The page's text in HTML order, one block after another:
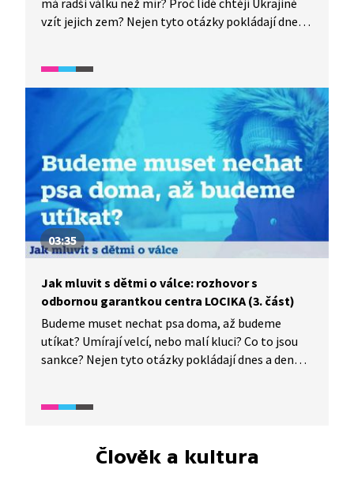
domovníka Štěpánského – zapáleného komunisty
a člena vedení ONV. Ten by Standovu rodinu kvůli
nejraději vyhodil. Napjaté vztahy mezi
kdy se nešťastnou náhodou podaří Anežce souseda
vytopit. Štěpánský se neudrží a Anežku potrestá.
A Standu čeká rozhodující chvíle, kdy má prokázat
své schopnosti ve službách Státní bezpečnosti,
když přijme pozvání k Hélovi na chatu. Vidina
nového zaměstnání v Divadle československé
armády na Vinohradech je přece tak lákavá.
má radši válku než mír? Proč lidé chtějí Ukrajině
vzít jejich zem? Nejen tyto otázky pokládají dnes
zároveň se cítily v bezpečí? K tématu hovoří
dětská psycholožka z Linky bezpečí Hana Nečina
Vaníčková.
03:35
Jak mluvit s dětmi o válce: rozhovor s
odbornou garantkou centra LOCIKA (3. část)
Budeme muset nechat psa doma, až budeme
utíkat? Umírají velcí, nebo malí kluci? Co to jsou
sankce? Nejen tyto otázky pokládají dnes a denně
zároveň se cítily v bezpečí? K tématu hovoří
Člověk a kultura